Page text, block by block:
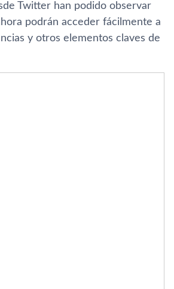
Twitter han podido observar
podrán acceder fácilmente a
y otros elementos claves de